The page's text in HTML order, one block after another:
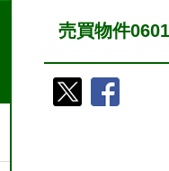
売買物件